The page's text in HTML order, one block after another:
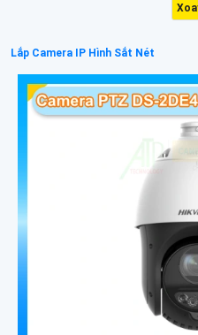
Lắp Camera IP Hình Sắt Nét